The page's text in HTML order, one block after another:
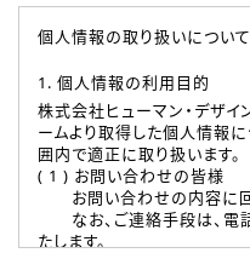
個人情報の取り扱いについて
1. 個人情報の利用目的
株式会社ヒューマン・デザ
ームより取得した個人情報
囲内で適正に取り扱います。
( 1 ) お問い合わせの皆様
お問い合わせの内容に回
なお、ご連絡手段は、電
たします。